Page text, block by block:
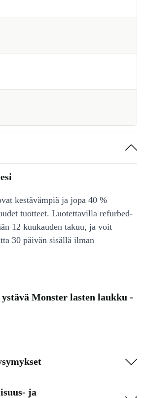
kestävämpiä ja jopa 40 %
tuotteet. Luotettavilla refurbed-
12 kuukauden takuu, ja voit
30 päivän sisällä ilman
Monster lasten laukku -
ja